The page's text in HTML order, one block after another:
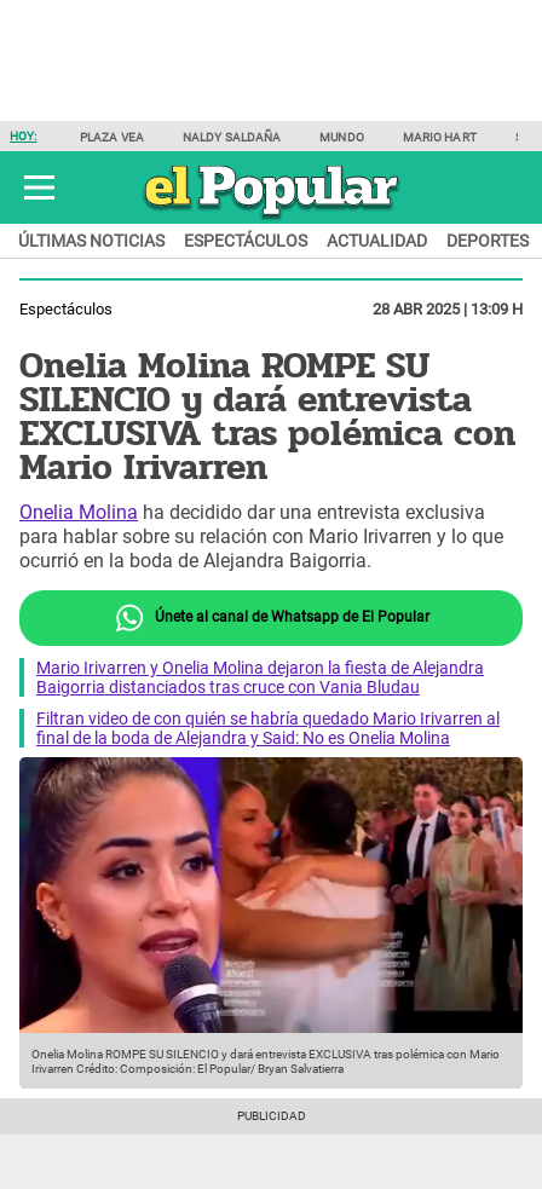
HOY: PLAZA VEA NALDY SALDAÑA MUNDO MARIO HART
ÚLTIMAS NOTICIAS ESPECTÁCULOS ACTUALIDAD DEPORTES
Espectáculos 28 ABR 2025 | 13:09 H
Onelia Molina ROMPE SU
SILENCIO y dará entrevista
EXCLUSIVA tras polémica con
Mario Irivarren
Onelia Molina ha decidido dar una entrevista exclusiva
para hablar sobre su relación con Mario Irivarren y lo que
ocurrió en la boda de Alejandra Baigorria.
Únete al canal de Whatsapp de El Popular
Mario Irivarren y Onelia Molina dejaron la fiesta de Alejandra
Baigorria distanciados tras cruce con Vania Bludau
Filtran video de con quién se habría quedado Mario Irivarren al
final de la boda de Alejandra y Said: No es Onelia Molina
Onelia Molina ROMPE SU SILENCIO y dará entrevista EXCLUSIVA tras polémica con Mario
Irivarren Crédito: Composición: El Popular/ Bryan Salvatierra